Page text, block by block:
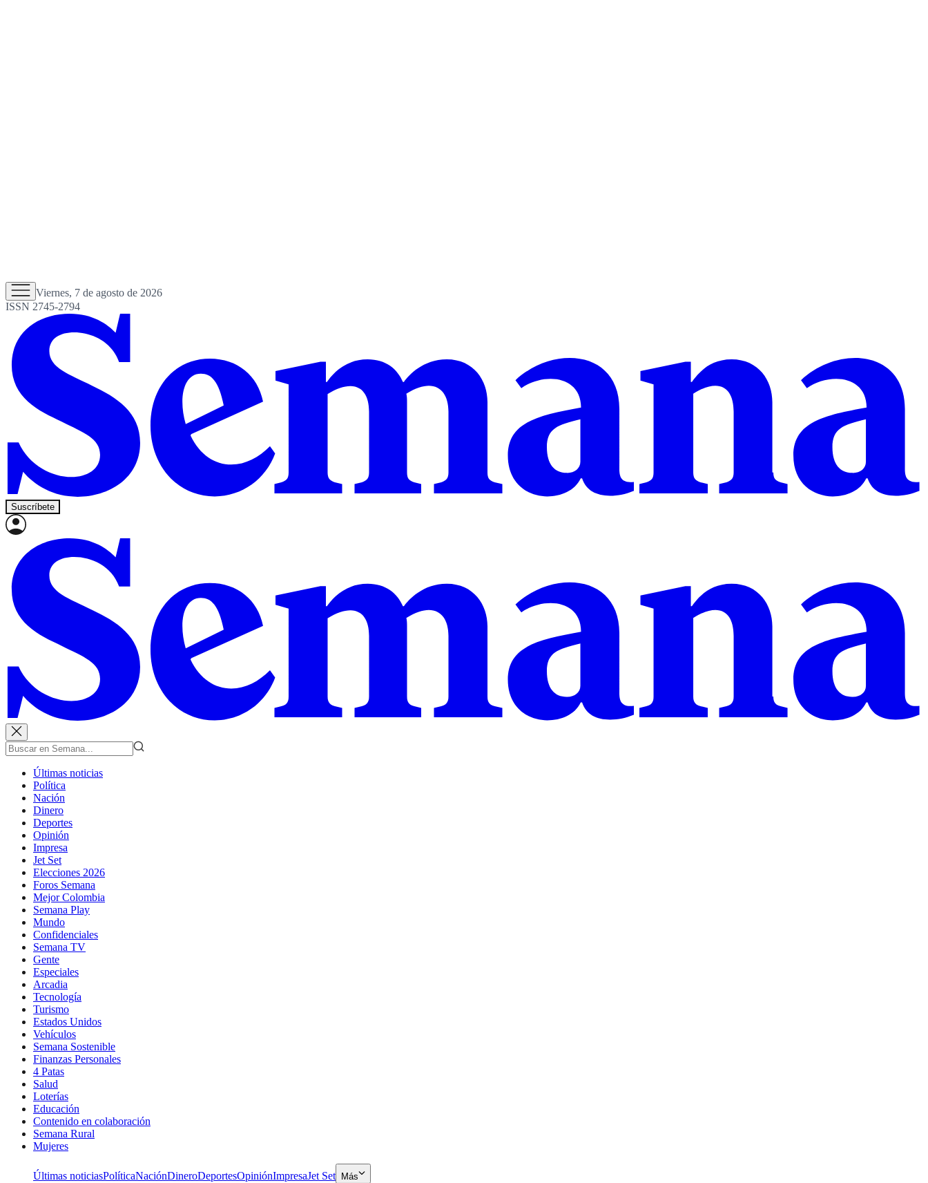
Viernes, 7 de agosto de 2026
ISSN 2745-2794
Suscríbete
Últimas noticias
Política
Nación
Dinero
Deportes
Opinión
Impresa
Jet Set
Elecciones 2026
Foros Semana
Mejor Colombia
Semana Play
Mundo
Confidenciales
Semana TV
Gente
Especiales
Arcadia
Tecnología
Turismo
Estados Unidos
Vehículos
Semana Sostenible
Finanzas Personales
4 Patas
Salud
Loterías
Educación
Contenido en colaboración
Semana Rural
Mujeres
Últimas noticiasPolíticaNaciónDineroDeportesOpiniónImpresaJet Set Más